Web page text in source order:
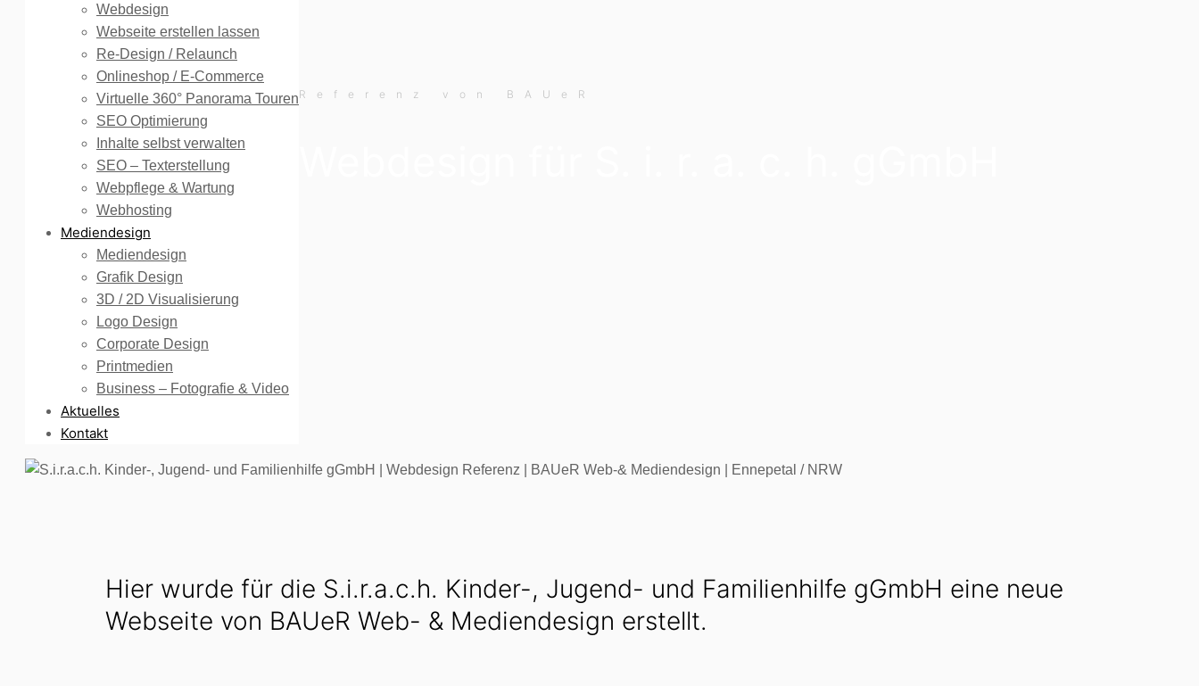
Webdesign
Webseite erstellen lassen
Re-Design / Relaunch
Onlineshop / E-Commerce
Virtuelle 360° Panorama Touren
SEO Optimierung
Inhalte selbst verwalten
SEO – Texterstellung
Webpflege & Wartung
Webhosting
Mediendesign
Mediendesign
Grafik Design
3D / 2D Visualisierung
Logo Design
Corporate Design
Printmedien
Business – Fotografie & Video
Aktuelles
Kontakt
Referenz von BAUeR
Hier wurde für die S.i.r.a.c.h. Kinder-, Jugend- und Familienhilfe gGmbH eine neue
Webseite von BAUeR Web- & Mediendesign erstellt.